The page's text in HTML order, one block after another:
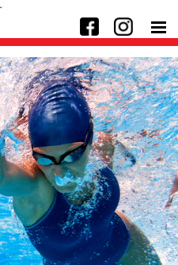
最高のパフォーマンスは、
最高の胸郭の動きから生まれる